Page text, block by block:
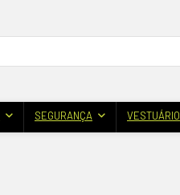
SEGURANÇA VESTUÁRIO